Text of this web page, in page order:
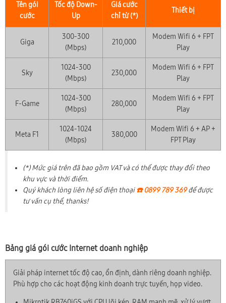
Tên gói
cước
Tốc độ Down-
Up
Giá cước
chỉ từ (*)
Thiết bị
Giga
300-300
(Mbps)
210,000
Modem Wifi 6 + FPT
Play
Sky
1024-300
(Mbps)
230,000
Modem Wifi 6 + FPT
Play
F-Game
1024-300
(Mbps)
280,000
Modem Wifi 6 + FPT
Play
Meta F1
1024-1024
(Mbps)
380,000
Modem Wifi 6 + AP +
FPT Play
(*) Mức giá trên đã bao gồm VAT và có thể được thay đổi theo
khu vực và thời điểm.
Quý khách lòng liên hệ số điện thoại☎️ 0899 789 369để được
tư vấn cụ thể, thanks!
Bảng giá gói cước Internet doanh nghiệp
Giải pháp internet tốc độ cao, ổn định, dành riêng doanh nghiệp.
Phù hợp cho các hoạt động kinh doanh trực tuyến, họp video.